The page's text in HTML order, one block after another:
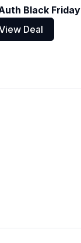
Black Friday
Deal